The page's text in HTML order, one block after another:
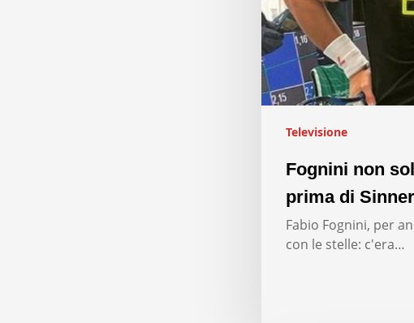
Televisione
Fognini non
prima di Sinner
Fabio Fognini, per
con le stelle: c'era…